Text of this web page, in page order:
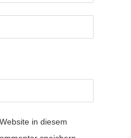
in diesem